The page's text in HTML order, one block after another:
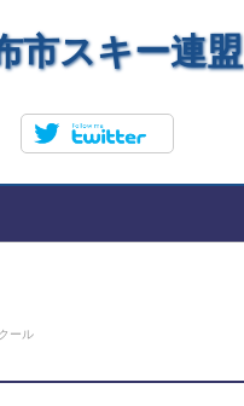
市スキー連盟
ール